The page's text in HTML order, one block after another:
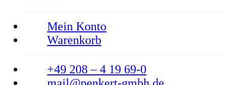
Mein Konto
Warenkorb
+49 208 – 4 19 69-0